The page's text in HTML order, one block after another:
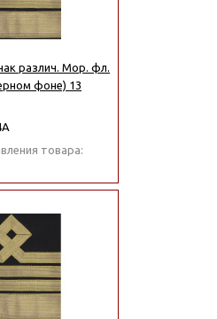
различ. Мор. фл.
фоне) 13
товара: